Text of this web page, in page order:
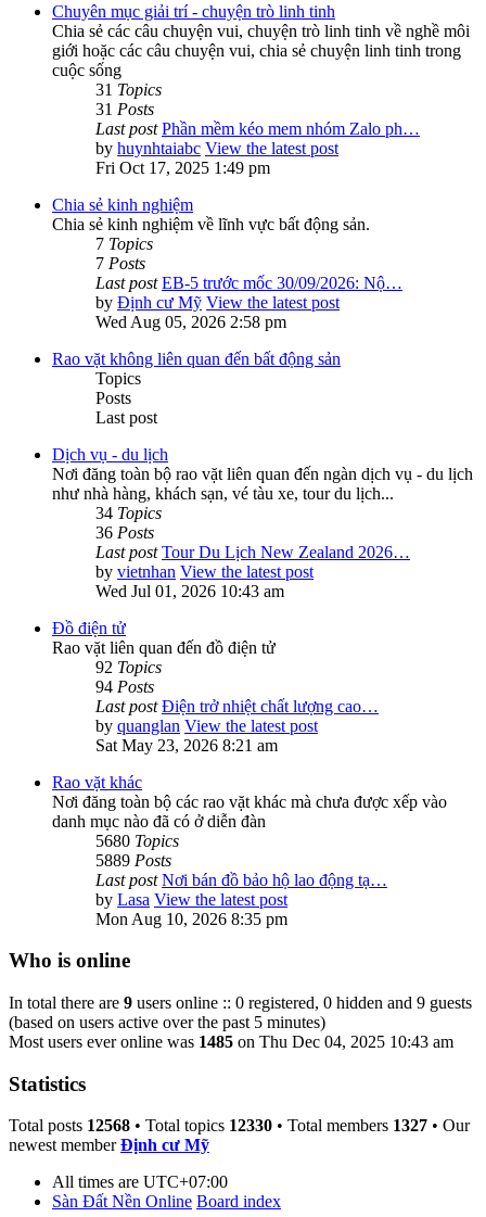
Chuyên mục giải trí - chuyện trò linh tinh
Chia sẻ các câu chuyện vui, chuyện trò linh tinh về nghề môi
giới hoặc các câu chuyện vui, chia sẻ chuyện linh tinh trong
cuộc sống
31 Topics
31 Posts
Last post Phần mềm kéo mem nhóm Zalo ph…
by huynhtaiabc View the latest post
Fri Oct 17, 2025 1:49 pm
Chia sẻ kinh nghiệm
Chia sẻ kinh nghiệm về lĩnh vực bất động sản.
7 Topics
7 Posts
Last post EB-5 trước mốc 30/09/2026: Nộ…
by Định cư Mỹ View the latest post
Wed Aug 05, 2026 2:58 pm
Rao vặt không liên quan đến bất động sản
Topics
Posts
Last post
Dịch vụ - du lịch
Nơi đăng toàn bộ rao vặt liên quan đến ngàn dịch vụ - du lịch
như nhà hàng, khách sạn, vé tàu xe, tour du lịch...
34 Topics
36 Posts
Last post Tour Du Lịch New Zealand 2026…
by vietnhan View the latest post
Wed Jul 01, 2026 10:43 am
Đồ điện tử
Rao vặt liên quan đến đồ điện tử
92 Topics
94 Posts
Last post Điện trở nhiệt chất lượng cao…
by quanglan View the latest post
Sat May 23, 2026 8:21 am
Rao vặt khác
Nơi đăng toàn bộ các rao vặt khác mà chưa được xếp vào
danh mục nào đã có ở diễn đàn
5680 Topics
5889 Posts
Last post Nơi bán đồ bảo hộ lao động tạ…
by Lasa View the latest post
Mon Aug 10, 2026 8:35 pm
Who is online
In total there are 9 users online :: 0 registered, 0 hidden and 9 guests
(based on users active over the past 5 minutes)
Most users ever online was 1485 on Thu Dec 04, 2025 10:43 am
Statistics
Total posts 12568 • Total topics 12330 • Total members 1327 • Our
newest memberĐịnh cư Mỹ
All times are UTC+07:00
Sàn Đất Nền Online Board index